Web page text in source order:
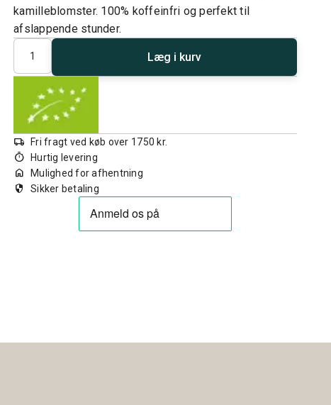
kamilleblomster. 100% koffeinfri og perfekt til
afslappende stunder.
Antal
Læg i kurv
local_shipping Fri fragt ved køb over 1750 kr.
timer Hurtig levering
home Mulighed for afhentning
security Sikker betaling